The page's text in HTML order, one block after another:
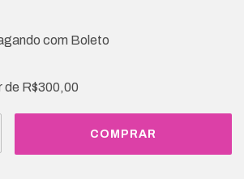
com Boleto
de R$300,00